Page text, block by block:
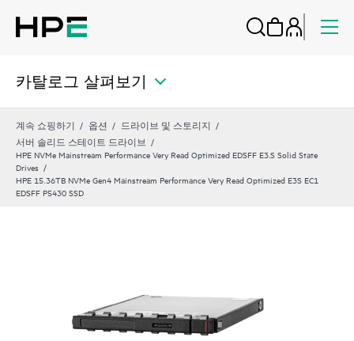
카탈로그 살펴보기
계속 쇼핑하기 옵션
드라이브 및 스토리지
서버 솔리드 스테이트 드라이브
HPE NVMe Mainstream Performance Very Read Optimized EDSFF E3.S Solid State
Drives
HPE 15.36TB NVMe Gen4 Mainstream Performance Very Read Optimized E3S EC1
EDSFF P5430 SSD